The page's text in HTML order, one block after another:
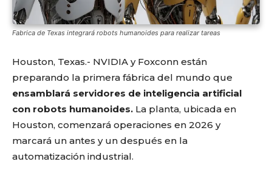
Fabrica de Texas integrará robots humanoides para realizar tareas
Houston, Texas.- NVIDIA y Foxconn están
preparando la primera fábrica del mundo que
ensamblará servidores de inteligencia artificial
con robots humanoides. La planta, ubicada en
Houston, comenzará operaciones en 2026 y
marcará un antes y un después en la
automatización industrial.